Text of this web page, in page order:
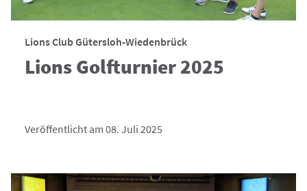
Lions Club Gütersloh-Wiedenbrück
Lions Golfturnier 2025
Veröffentlicht am 08. Juli 2025